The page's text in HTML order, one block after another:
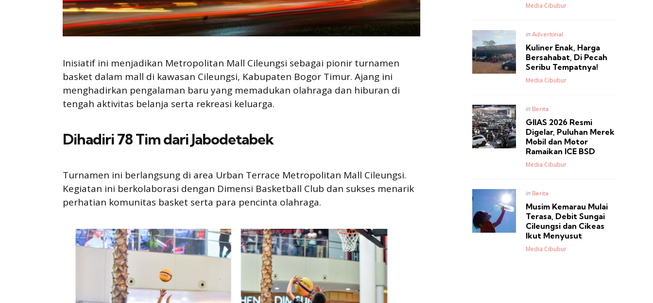
Inisiatif ini menjadikan Metropolitan Mall Cileungsi sebagai pionir turnamen
basket dalam mall di kawasan Cileungsi, Kabupaten Bogor Timur. Ajang ini
menghadirkan pengalaman baru yang memadukan olahraga dan hiburan di
tengah aktivitas belanja serta rekreasi keluarga.
Dihadiri 78 Tim dari Jabodetabek
Turnamen ini berlangsung di area Urban Terrace Metropolitan Mall Cileungsi.
Kegiatan ini berkolaborasi dengan Dimensi Basketball Club dan sukses menarik
perhatian komunitas basket serta para pencinta olahraga.
Posted
Media Cibubur
Posted
in Advertorial
Kuliner Enak, Harga
Bersahabat, Di Pecah
Seribu Tempatnya!
Posted
Media Cibubur
Posted
in Berita
GIIAS 2026 Resmi
Digelar, Puluhan Merek
Mobil dan Motor
Ramaikan ICE BSD
Posted
Media Cibubur
Posted
in Berita
Musim Kemarau Mulai
Terasa, Debit Sungai
Cileungsi dan Cikeas
Ikut Menyusut
Posted
Media Cibubur